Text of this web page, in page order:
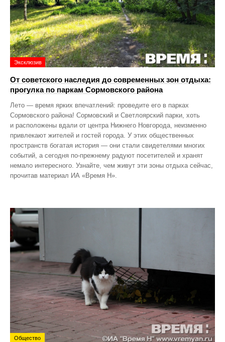
Эксклюзив
От советского наследия до современных зон отдыха:
прогулка по паркам Сормовского района
Лето — время ярких впечатлений: проведите его в парках
Сормовского района! Сормовский и Светлоярский парки, хоть
и расположены вдали от центра Нижнего Новгорода, неизменно
привлекают жителей и гостей города. У этих общественных
пространств богатая история — они стали свидетелями многих
событий, а сегодня по‑прежнему радуют посетителей и хранят
немало интересного. Узнайте, чем живут эти зоны отдыха сейчас,
прочитав материал ИА «Время Н».
Общество